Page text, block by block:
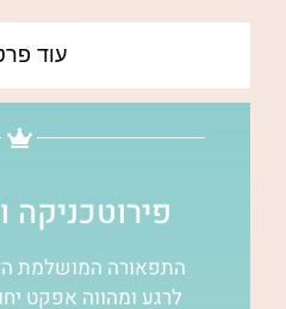
עוד
פירוטכניקה
התפאורה המושלמת
לרגע ומהווה אפקט